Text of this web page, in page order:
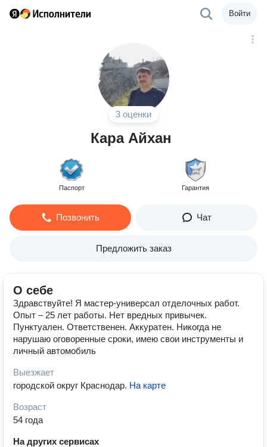
Войти
3 оценки
Кара Айхан
Паспорт Гарантия
Позвонить Чат
Предложить заказ
О себе
Здравствуйте! Я мастер-универсал отделочных работ.
Опыт – 25 лет работы. Нет вредных привычек.
Пунктуален. Ответственен. Аккуратен. Никогда не
нарушаю оговоренные сроки, имею свои инструменты и
личный автомобиль
Выезжает
городской округ Краснодар. На карте
Возраст
54 года
На других сервисах